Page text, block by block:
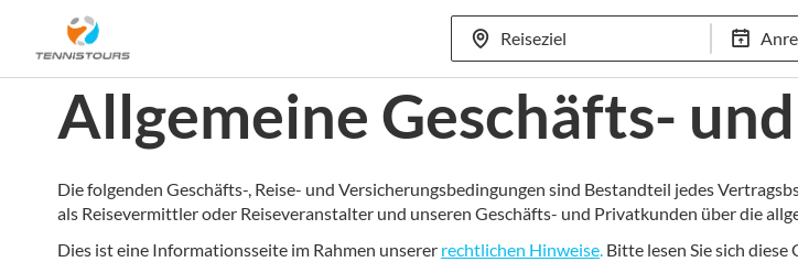
Mehr als 70 Standorte 97,8% Weiterempfehlungsrate
Allgemeine Geschäfts-
Die folgenden Geschäfts-, Reise- und Versicherungsbedingungen sind Bestandteil jedes
als Reisevermittler oder Reiseveranstalter und unseren Geschäfts- und Privatkunden über die
Dies ist eine Informationsseite im Rahmen unserer rechtlichen Hinweise. Bitte lesen Sie sich